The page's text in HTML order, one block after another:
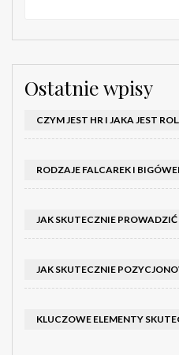
Ostatnie wpisy
CZYM JEST HR I JAKA JEST